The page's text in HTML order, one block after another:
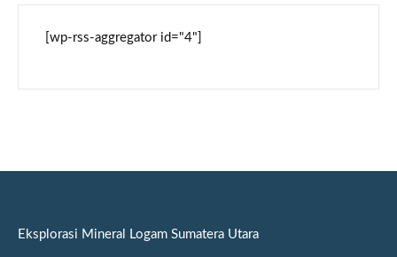
[wp-rss-aggregator id="4"]
Eksplorasi Mineral Logam Sumatera Utara